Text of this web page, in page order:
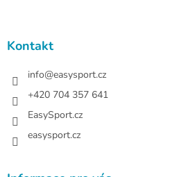
Kontakt
info@easysport.cz
+420 704 357 641
EasySport.cz
easysport.cz